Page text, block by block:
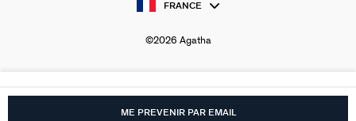
ME PREVENIR PAR EMAIL
FRANCE
©2026 Agatha